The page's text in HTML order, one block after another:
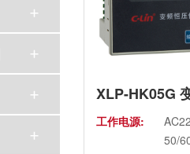
工作电源:
50/